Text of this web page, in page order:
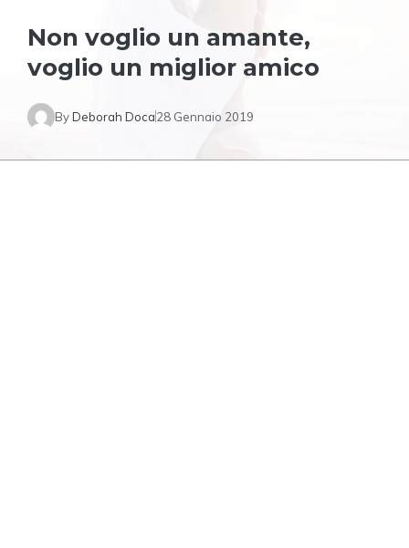
Non voglio un amante,
voglio un miglior amico
ByDeborah Doca28 Gennaio 2019